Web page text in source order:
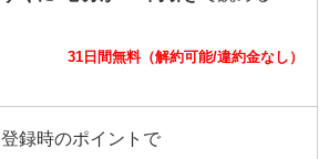
31日間無料（解約可能/違約金なし）
登録時のポイントで